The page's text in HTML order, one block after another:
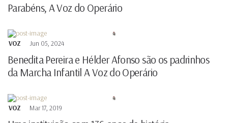
Parabéns, A Voz do Operário
VOZ Jun 05, 2024
Benedita Pereira e Hélder Afonso são os padrinhos
da Marcha Infantil A Voz do Operário
VOZ Mar 17, 2019